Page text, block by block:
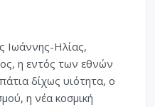
Ιωάννης-Ηλίας,
η εντός των εθνών
δίχως υιότητα, ο
η νέα κοσμική